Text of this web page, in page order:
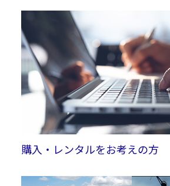
購入・レンタルをお考えの方